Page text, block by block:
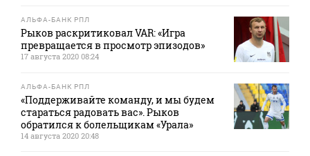
АЛЬФА-БАНК РПЛ
Рыков раскритиковал VAR: «Игра
превращается в просмотр эпизодов»
17 августа 2020 08:24
АЛЬФА-БАНК РПЛ
«Поддерживайте команду, и мы будем
стараться радовать вас». Рыков
обратился к болельщикам «Урала»
14 августа 2020 20:48